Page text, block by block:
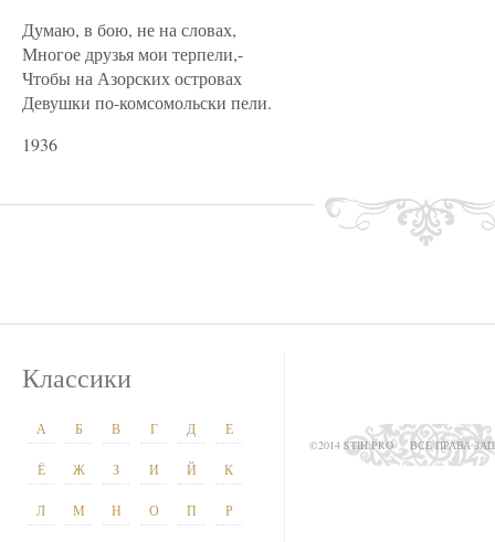
Думаю, в бою, не на словах,
Многое друзья мои терпели,-
Чтобы на Азорских островах
Девушки по-комсомольски пели.
1936
Классики
А Б В Г Д Е
Ё Ж З И Й К
Л М Н О П Р
©2014 STIH.PRO ВСЕ ПРАВА